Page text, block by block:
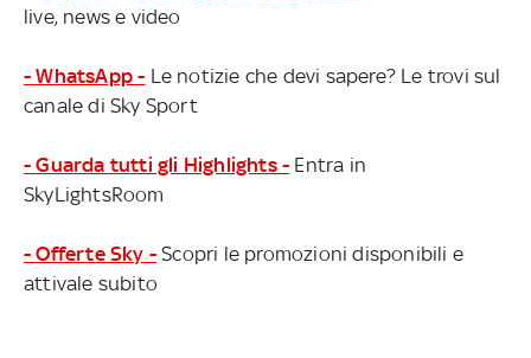
live, news e video
- WhatsApp - Le notizie che devi sapere? Le trovi sul
canale di Sky Sport
- Guarda tutti gli Highlights - Entra in
SkyLightsRoom
- Offerte Sky - Scopri le promozioni disponibili e
attivale subito